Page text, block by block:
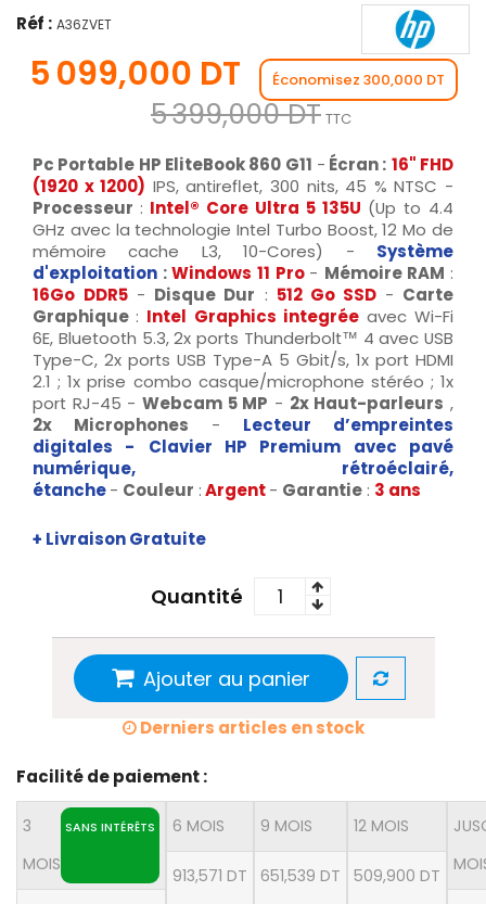
Réf : A36ZVET
5 099,000 DT Économisez 300,000 DT
5 399,000 DT TTC
Pc Portable HP EliteBook 860 G11 - Écran : 16" FHD
(1920 x 1200) IPS, antireflet, 300 nits, 45 % NTSC -
Processeur : Intel® Core Ultra 5 135U (Up to 4.4
GHz avec la technologie Intel Turbo Boost, 12 Mo de
mémoire cache L3, 10-Cores) - Système
d'exploitation :Windows 11 Pro - Mémoire RAM :
16Go DDR5 - Disque Dur : 512 Go SSD- Carte
Graphique : Intel Graphics integréeavec Wi-Fi
6E, Bluetooth 5.3, 2x ports Thunderbolt™ 4 avec USB
Type-C, 2x ports USB Type-A 5 Gbit/s, 1x port HDMI
2.1 ; 1x prise combo casque/microphone stéréo ; 1x
port RJ-45 - Webcam 5 MP - 2x Haut-parleurs ,
2x Microphones - Lecteur d’empreintes
digitales - Clavier HP Premium avec pavé
numérique, rétroéclairé,
étanche- Couleur :Argent- Garantie : 3 ans
+ Livraison Gratuite
Quantité
Ajouter au panier
Derniers articles en stock
Facilité de paiement :
3
MOIS
SANS INTÉRÊTS 6 MOIS
913,571 DT
9 MOIS
651,539 DT
12 MOIS
509,900 DT